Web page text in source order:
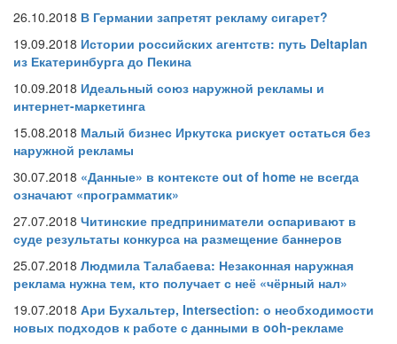
26.10.2018 В Германии запретят рекламу сигарет?
19.09.2018 Истории российских агентств: путь Deltaplan
из Екатеринбурга до Пекина
10.09.2018 Идеальный союз наружной рекламы и
интернет-маркетинга
15.08.2018 Малый бизнес Иркутска рискует остаться без
наружной рекламы
30.07.2018 «Данные» в контексте out of home не всегда
означают «программатик»
27.07.2018 Читинские предприниматели оспаривают в
суде результаты конкурса на размещение баннеров
25.07.2018 Людмила Талабаева: Незаконная наружная
реклама нужна тем, кто получает с неё «чёрный нал»
19.07.2018 Ари Бухальтер, Intersection: о необходимости
новых подходов к работе с данными в ooh-рекламе